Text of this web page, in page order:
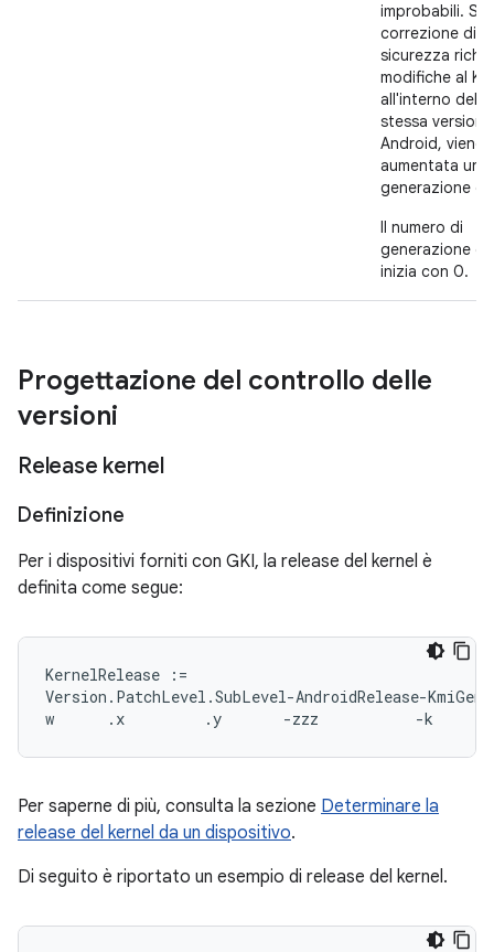
improbabili. Se
correzione di
sicurezza
modifiche al
all'interno della
stessa
Android, viene
aumentata una
generazione di
Il numero di
generazione
inizia con 0.
Progettazione del controllo delle
versioni
Release kernel
Definizione
Per i dispositivi forniti con GKI, la release del kernel è
definita come segue:
KernelRelease :=
Version.PatchLevel.SubLevel-AndroidRelease-
Per saperne di più, consulta la sezione Determinare la
release del kernel da un dispositivo.
Di seguito è riportato un esempio di release del kernel.